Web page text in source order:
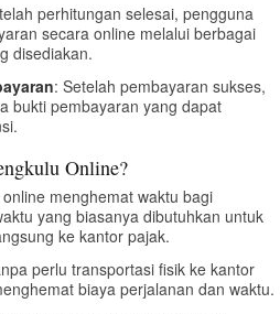
perhitungan selesai, pengguna
secara online melalui berbagai
disediakan.
: Setelah pembayaran sukses,
bukti pembayaran yang dapat
Online?
menghemat waktu bagi
yang biasanya dibutuhkan untuk
ke kantor pajak.
perlu transportasi fisik ke kantor
biaya perjalanan dan waktu.